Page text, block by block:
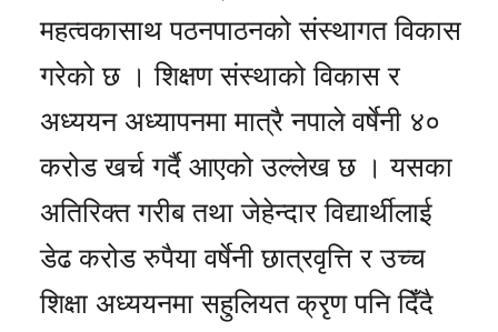
महत्वकासाथ पठनपाठनको संस्थागत विकास
गरेको छ । शिक्षण संस्थाको विकास र
अध्ययन अध्यापनमा मात्रै नपाले वर्षेनी ४०
करोड खर्च गर्दै आएको उल्लेख छ । यसका
अतिरिक्त गरीब तथा जेहेन्दार विद्यार्थीलाई
डेढ करोड रुपैया वर्षेनी छात्रवृत्ति र उच्च
शिक्षा अध्ययनमा सहुलियत क्रृण पनि दिँदै